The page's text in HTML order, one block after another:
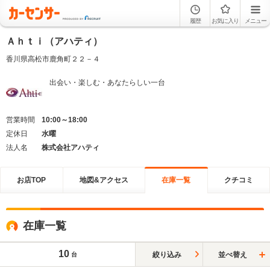
履歴 お気に入り メニュー
Ａｈｔｉ（アハティ）
香川県高松市鹿角町２２－４
出会い・楽しむ・あなたらしい一台
営業時間
10:00～18:00
定休日
水曜
法人名
株式会社アハティ
お店TOP 地図&アクセス 在庫一覧 クチコミ
在庫一覧
10 台 絞り込み 並べ替え